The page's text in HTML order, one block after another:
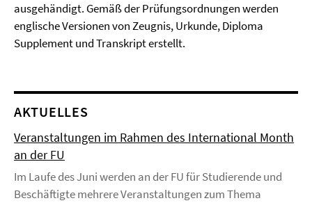
ausgehändigt. Gemäß der Prüfungsordnungen werden
englische Versionen von Zeugnis, Urkunde, Diploma
Supplement und Transkript erstellt.
AKTUELLES
Veranstaltungen im Rahmen des International Month
an der FU
Im Laufe des Juni werden an der FU für Studierende und
Beschäftigte mehrere Veranstaltungen zum Thema